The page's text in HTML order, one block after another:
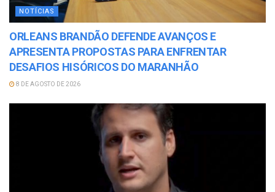
NOTÍCIAS
ORLEANS BRANDÃO DEFENDE AVANÇOS E
APRESENTA PROPOSTAS PARA ENFRENTAR
DESAFIOS HISÓRICOS DO MARANHÃO
8 DE AGOSTO DE 2026